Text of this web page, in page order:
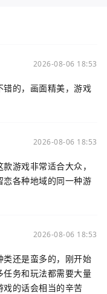
2026-08-06 18:53
的，画面精美，游戏
2026-08-06 18:53
游戏非常适合大众，
各种地域的同一种游
2026-08-06 18:53
还是蛮多的，刚开始
务和玩法都需要大量
的话会相当的辛苦